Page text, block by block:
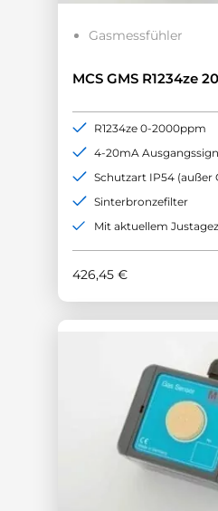
Gasmessfühler
MCS GMS R1234ze
426,45 €
R1234ze 0-2000ppm
4-20mA
Schutzart IP54 (außer
Sinterbronzefilter
Mit aktuellem